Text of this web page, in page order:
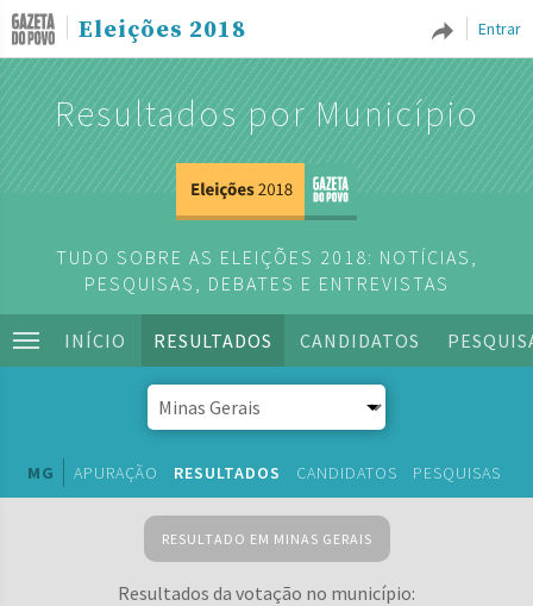
Entrar
Eleições 2018
Resultados por Município
TUDO SOBRE AS ELEIÇÕES 2018: NOTÍCIAS,
PESQUISAS, DEBATES E ENTREVISTAS
INÍCIO RESULTADOS CANDIDATOS
MG APURAÇÃO RESULTADOS CANDIDATOS PESQUISAS
RESULTADO EM MINAS GERAIS
Resultados da votação no município: